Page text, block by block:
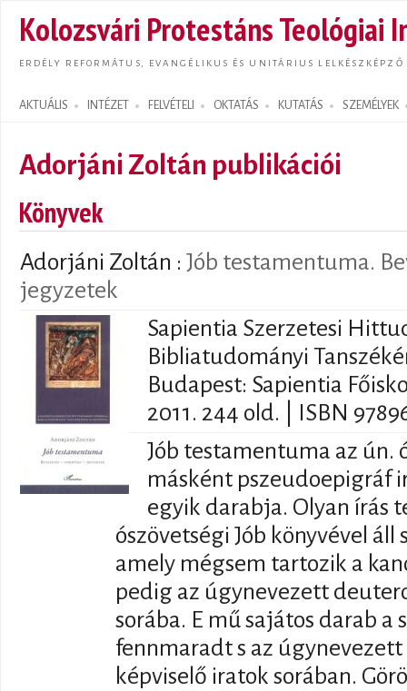
Kolozsvári Protestáns Teológiai
ERDÉLY REFORMÁTUS, EVANGÉLIKUS ÉS UNITÁRIUS LELKÉSZKÉPZŐ
AKTUÁLIS INTÉZET FELVÉTELI OKTATÁS KUTATÁS SZEMÉLYEK
Search form
Adorjáni Zoltán publikációi
Könyvek
Adorjáni Zoltán : Jób testamentuma.
jegyzetek
Sapientia Szerzetesi
Bibliatudományi
Budapest: Sapientia
2011. 244 old. | ISBN
Jób testamentuma az ún.
másként pszeudoepigráf
egyik darabja. Olyan írás
ószövetségi Jób könyvével áll
amely mégsem tartozik a
pedig az úgynevezett
sorába. E mű sajátos darab a
fennmaradt s az
képviselő iratok sorában.